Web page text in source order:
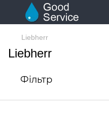
Liebherr
Liebherr
Фільтр